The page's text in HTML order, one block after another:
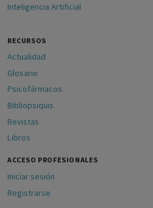
Inteligencia Artificial
RECURSOS
Actualidad
Glosario
Psicofármacos
Bibliopsiquis
Revistas
Libros
ACCESO PROFESIONALES
Iniciar sesión
Registrarse